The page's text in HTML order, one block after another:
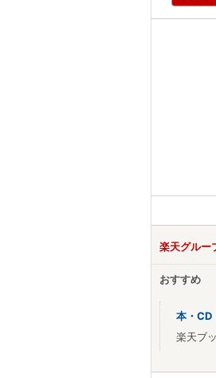
楽天グルー
おすすめ
本・CD
楽天ブ